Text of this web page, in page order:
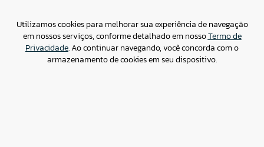
Assessoria de imprensa: imprensa@csdbr.com
Utilizamos cookies para melhorar sua experiência de navegação
em nossos serviços, conforme detalhado em nossoTermo de
Privacidade. Ao continuar navegando, você concorda com o
armazenamento de cookies em seu dispositivo.